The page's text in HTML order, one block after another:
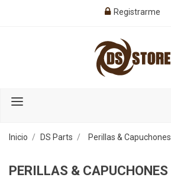
Registrarme
Inicio DS Parts Perillas & Capuchones
PERILLAS & CAPUCHONES